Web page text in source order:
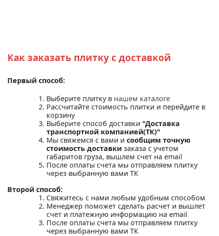
Как заказать плитку с доставкой
Первый способ:
Выберите плитку в нашем каталоге
Рассчитайте стоимость плитки и перейдите в
корзину
Выберите способ доставки "Доставка
транспортной компанией(ТК)"
Мы свяжемся с вами и сообщим точную
стоимость доставки заказа с учетом
габаритов груза, вышлем счет на email
После оплаты счета мы отправляем плитку
через выбранную вами ТК
Второй способ:
Свяжитесь с нами любым удобным способом
Менеджер поможет сделать расчет и вышлет
счет и платежную информацию на email
После оплаты счета мы отправляем плитку
через выбранную вами ТК